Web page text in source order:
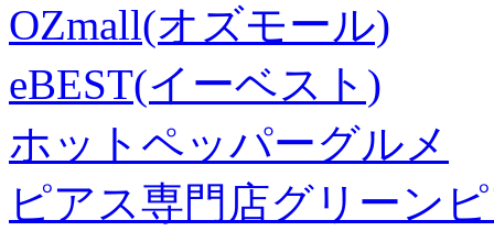
OZmall(オズモール)
eBEST(イーベスト)
ホットペッパーグルメ
ピアス専門店グリーン